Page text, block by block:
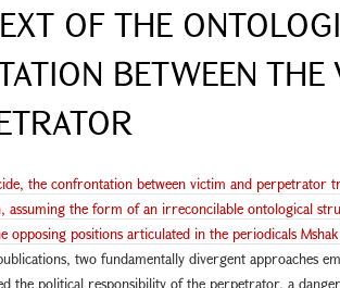
OF THE
BETWEEN
the confrontation between victim and perpetrator
assuming the form of an irreconcilable ontological
opposing positions articulated in the periodicals
two fundamentally divergent approaches
the political responsibility of the perpetrator, a